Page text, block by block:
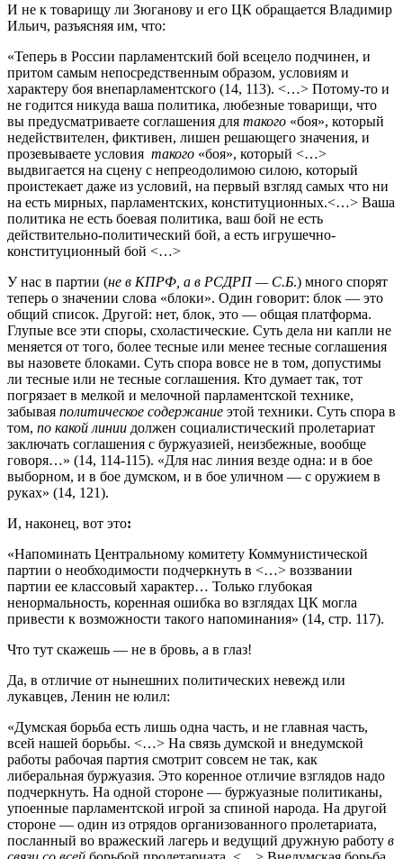
И не к товарищу ли Зюганову и его ЦК обращается Владимир
Ильич, разъясняя им, что:
«Теперь в России парламентский бой всецело подчинен, и
притом самым непосредственным образом, условиям и
характеру боя внепарламентского (14, 113). <…> Потому-то и
не годится никуда ваша политика, любезные товарищи, что
вы предусматриваете соглашения для такого «боя», который
недействителен, фиктивен, лишен решающего значения, и
прозевываете условия такого «боя», который <…>
выдвигается на сцену с непреодолимою силою, который
проистекает даже из условий, на первый взгляд самых что ни
на есть мирных, парламентских, конституционных.<…> Ваша
политика не есть боевая политика, ваш бой не есть
действительно-политический бой, а есть игрушечно-
конституционный бой <…>
У нас в партии (не в КПРФ, а в РСДРП — С.Б.) много спорят
теперь о значении слова «блоки». Один говорит: блок — это
общий список. Другой: нет, блок, это — общая платформа.
Глупые все эти споры, схоластические. Суть дела ни капли не
меняется от того, более тесные или менее тесные соглашения
вы назовете блоками. Суть спора вовсе не в том, допустимы
ли тесные или не тесные соглашения. Кто думает так, тот
погрязает в мелкой и мелочной парламентской технике,
забывая политическое содержание этой техники. Суть спора в
том, по какой линии должен социалистический пролетариат
заключать соглашения с буржуазией, неизбежные, вообще
говоря…» (14, 114-115). «Для нас линия везде одна: и в бое
выборном, и в бое думском, и в бое уличном — с оружием в
руках» (14, 121).
И, наконец, вот это:
«Напоминать Центральному комитету Коммунистической
партии о необходимости подчеркнуть в <…> воззвании
партии ее классовый характер… Только глубокая
ненормальность, коренная ошибка во взглядах ЦК могла
привести к возможности такого напоминания» (14, стр. 117).
Что тут скажешь — не в бровь, а в глаз!
Да, в отличие от нынешних политических невежд или
лукавцев, Ленин не юлил:
«Думская борьба есть лишь одна часть, и не главная часть,
всей нашей борьбы. <…> На связь думской и внедумской
работы рабочая партия смотрит совсем не так, как
либеральная буржуазия. Это коренное отличие взглядов надо
подчеркнуть. На одной стороне — буржуазные политиканы,
упоенные парламентской игрой за спиной народа. На другой
стороне — один из отрядов организованного пролетариата,
посланный во вражеский лагерь и ведущий дружную работу в